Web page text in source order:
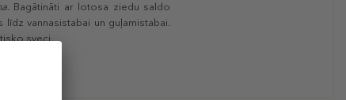
. Bagātināti ar lotosa ziedu saldo
vannasistabai un guļamistabai.
sveci.